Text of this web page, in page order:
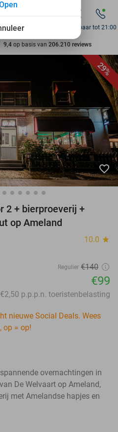
week beschikbaar
miljoen leden
9,4 op basis van 206.210 reviews
miljoen leden
Bereikbaar tot 21:00
29%
favorite_border
2 + bierproeverij +
op Ameland
10.0 star
Regulier €140
€99
p.p.p.n. toeristenbelasting
nieuwe Social Deals. Wees
op = op!
overnachtingen in
De Welvaart op Ameland,
met Amelandse hapjes en
Open